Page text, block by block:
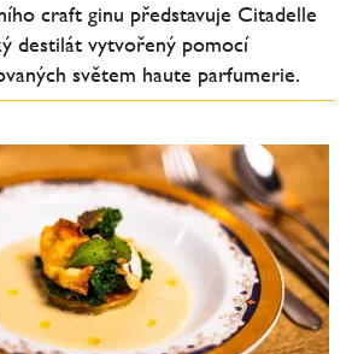
craft ginu představuje Citadelle
destilát vytvořený pomocí
světem haute parfumerie.